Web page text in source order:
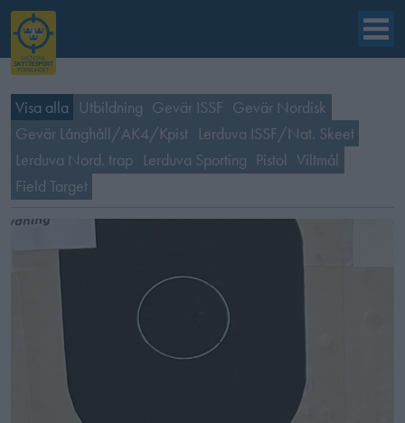
Visa alla Utbildning Gevär ISSF Gevär Nordisk
Gevär Långhåll/AK4/Kpist Lerduva ISSF/Nat. Skeet
Lerduva Nord. trap Lerduva Sporting Pistol Viltmål
Field Target